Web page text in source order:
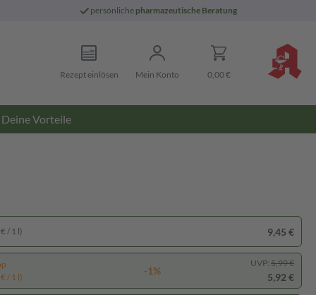
persönliche pharmazeutische Beratung
Rezept einlösen Mein Konto 0,00 €
Deine Vorteile
/ 1 l) 9,45 €
/ 1 l)
-1%
UVP: 5,99 €
5,92 €